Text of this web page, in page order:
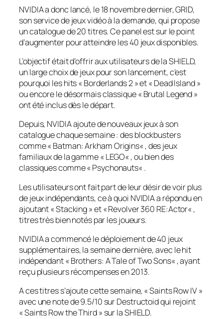
NVIDIA a donc lancé, le 18 novembre dernier, GRID,
son service de jeux vidéo à la demande, qui propose
un catalogue de 20 titres. Ce panel est sur le point
d’augmenter pour atteindre les 40 jeux disponibles.
L’objectif était d’offrir aux utilisateurs de la SHIELD,
un large choix de jeux pour son lancement, c’est
pourquoi les hits «Borderlands 2» et «Dead Island»
ou encore le désormais classique «Brutal Legend»
ont été inclus dès le départ.
Depuis, NVIDIA ajoute de nouveaux jeux à son
catalogue chaque semaine : des blockbusters
comme «Batman: Arkham Origins« , des jeux
familiaux de la gamme «LEGO« , ou bien des
classiques comme «Psychonauts« .
Les utilisateurs ont fait part de leur désir de voir plus
de jeux indépendants, ce à quoi NVIDIA a répondu en
ajoutant «Stacking »et «Revolver 360 RE:Actor« ,
titres très bien notés par les joueurs.
NVIDIA a commencé le déploiement de 40 jeux
supplémentaires, la semaine dernière, avec le hit
indépendant «Brothers: A Tale of Two Sons« , ayant
reçu plusieurs récompenses en 2013.
A ces titres s’ajoute cette semaine, «Saints Row IV»
avec une note de 9.5/10 sur Destructoid qui rejoint
«Saints Row the Third» sur la SHIELD.